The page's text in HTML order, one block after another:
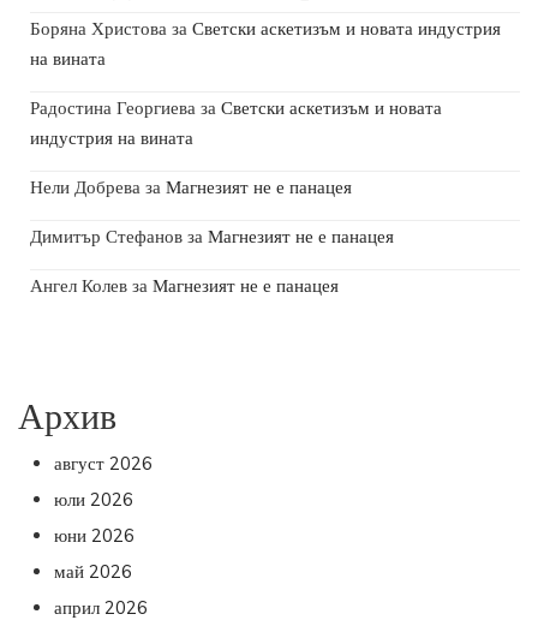
Боряна Христова за Светски аскетизъм и новата индустрия
на вината
Радостина Георгиева за Светски аскетизъм и новата
индустрия на вината
Нели Добрева за Магнезият не е панацея
Димитър Стефанов за Магнезият не е панацея
Ангел Колев за Магнезият не е панацея
Архив
август 2026
юли 2026
юни 2026
май 2026
април 2026